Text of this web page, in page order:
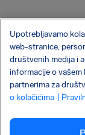
Pravilnik
Upotrebljavamo
web-stranice,
društvenih medija i
informacije o
partnerima za
o kolačićima
|